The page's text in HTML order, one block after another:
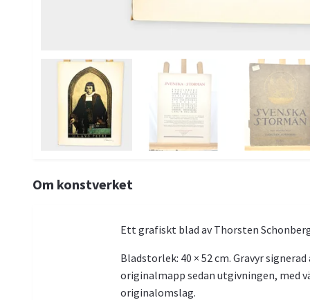
Om konstverket
Ett grafiskt blad av Thorsten
Bladstorlek: 40 × 52 cm. Gravyr
originalmapp sedan utgivningen, med
originalomslag.